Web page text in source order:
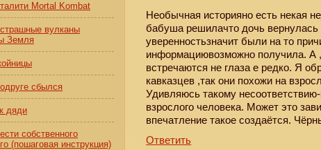
Необычная историяно есть некая
бабуша решилачто дочь вернулась
уверенностьзначит были на то
информациювозможно получила. А
встречаются не глаза е редко. Я
кавказцев ,так они похожи на
Удивляюсь такому
взрослого человека. Может это
впечатление такое создаётся.
Ответить
Mortal Kombat
вулканы
Земля
сбылся
дяди
собственного
(пошаговая инструкция)